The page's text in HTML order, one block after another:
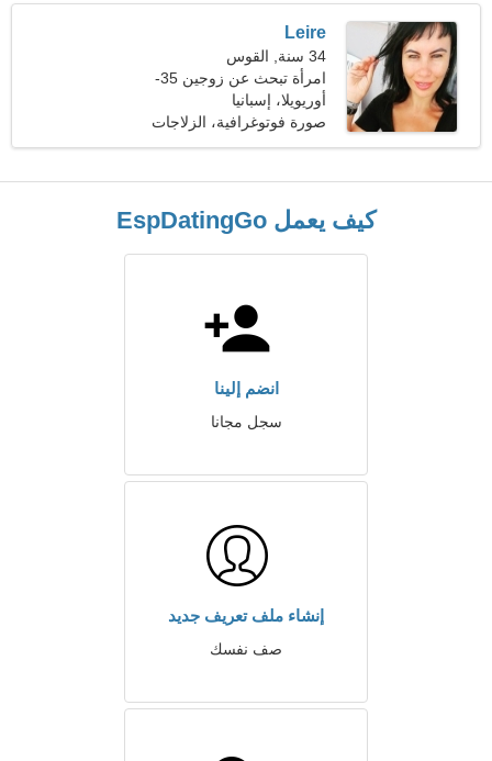
Leire
34 سنة, القوس
امرأة تبحث عن زوجين 35-
42
أوريويلا، إسبانيا
صورة فوتوغرافية، الزلاجات
النفاثة
كيف يعمل EspDatingGo
انضم إلينا
سجل مجانا
إنشاء ملف تعريف جديد
صف نفسك